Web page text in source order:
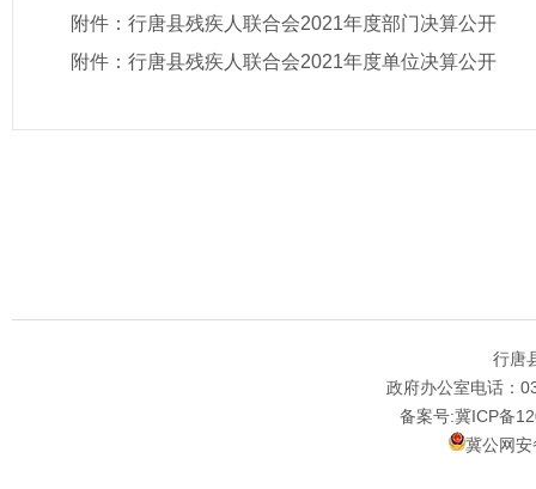
附件： 行唐县残疾人联合会2021年度部门决算公开
附件： 行唐县残疾人联合会2021年度单位决算公开